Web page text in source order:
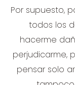
Por supuesto,
todos los
hacerme
perjudicarme,
pensar solo